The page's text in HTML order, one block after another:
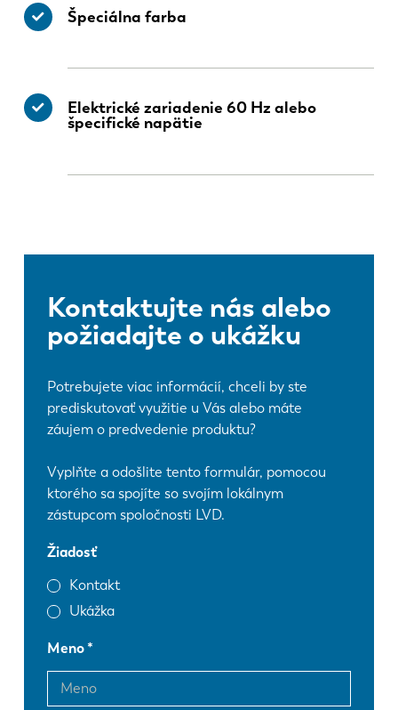
Špeciálna farba
Elektrické zariadenie 60 Hz alebo
špecifické napätie
Kontaktujte nás alebo
požiadajte o ukážku
Potrebujete viac informácií, chceli by ste
prediskutovať využitie u Vás alebo máte
záujem o predvedenie produktu?
Vyplňte a odošlite tento formulár, pomocou
ktorého sa spojíte so svojím lokálnym
zástupcom spoločnosti LVD.
Žiadosť
Kontakt
Ukážka
Meno